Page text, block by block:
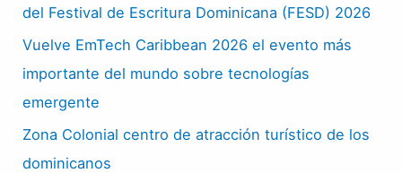
del Festival de Escritura Dominicana (FESD) 2026
Vuelve EmTech Caribbean 2026 el evento más
importante del mundo sobre tecnologías
emergente
Zona Colonial centro de atracción turístico de los
dominicanos